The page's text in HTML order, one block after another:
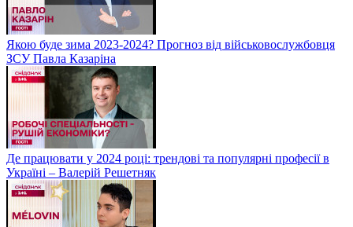
Якою буде зима 2023-2024? Прогноз від військовослужбовця
ЗСУ Павла Казаріна
Де працювати у 2024 році: трендові та популярні професії в
Україні – Валерій Решетняк